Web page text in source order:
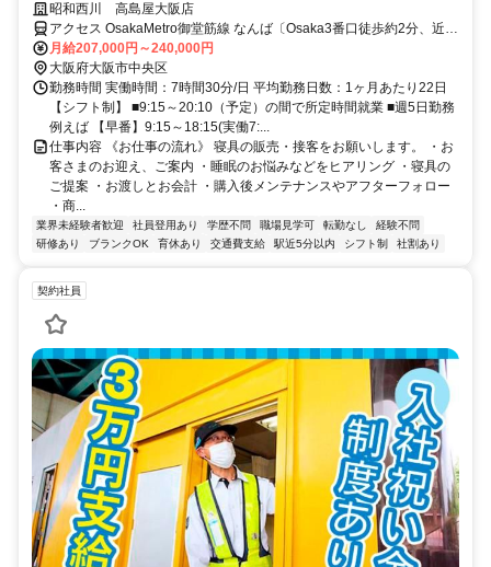
代活躍中/やりがいのあるお仕事
昭和西川 高島屋大阪店
アクセス OsakaMetro御堂筋線 なんば〔Osaka3番口徒歩約2分、近鉄
難波線 大阪難波〔近鉄・阪神線〕18番口徒歩約4分、近鉄難波線 近
鉄日本橋5番口徒歩約9分
月給207,000円～240,000円
大阪府大阪市中央区
勤務時間 実働時間：7時間30分/日 平均勤務日数：1ヶ月あたり22日
【シフト制】 ■9:15～20:10（予定）の間で所定時間就業 ■週5日勤務
例えば 【早番】9:15～18:15(実働7:...
仕事内容 《お仕事の流れ》 寝具の販売・接客をお願いします。 ・お
客さまのお迎え、ご案内 ・睡眠のお悩みなどをヒアリング ・寝具の
ご提案 ・お渡しとお会計 ・購入後メンテナンスやアフターフォロー
・商...
業界未経験者歓迎 社員登用あり 学歴不問 職場見学可 転勤なし
経験不問
研修あり
ブランクOK 育休あり 交通費支給 駅近5分以内 シフト制 社割あり
契約社員